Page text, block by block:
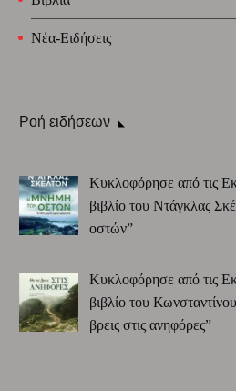
Νέα-Ειδήσεις
Ροή ειδήσεων
Κυκλοφόρησε από τις
βιβλίο του Ντάγκλας
οστών”
Κυκλοφόρησε από τις
βιβλίο του
βρεις στις ανηφόρες”